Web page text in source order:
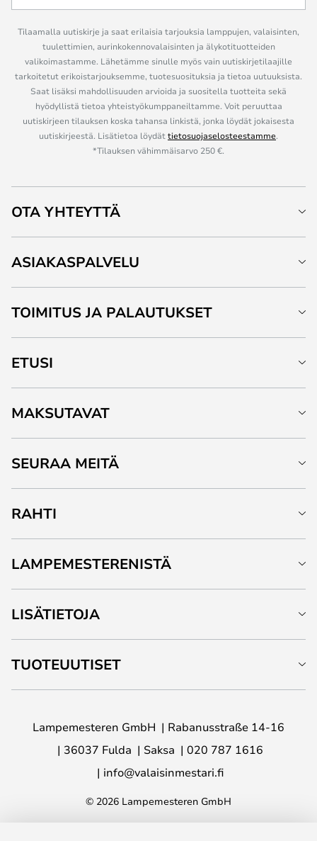
Tilaamalla uutiskirje ja saat erilaisia tarjouksia lamppujen, valaisinten,
tuulettimien, aurinkokennovalaisinten ja älykotituotteiden
valikoimastamme. Lähetämme sinulle myös vain uutiskirjetilaajille
tarkoitetut erikoistarjouksemme, tuotesuosituksia ja tietoa uutuuksista.
Saat lisäksi mahdollisuuden arvioida ja suositella tuotteita sekä
hyödyllistä tietoa yhteistyökumppaneiltamme. Voit peruuttaa
uutiskirjeen tilauksen koska tahansa linkistä, jonka löydät jokaisesta
uutiskirjeestä. Lisätietoa löydättietosuojaselosteestamme.
*Tilauksen vähimmäisarvo 250 €.
OTA YHTEYTTÄ
ASIAKASPALVELU
TOIMITUS JA PALAUTUKSET
ETUSI
MAKSUTAVAT
SEURAA MEITÄ
RAHTI
LAMPEMESTERENISTÄ
LISÄTIETOJA
TUOTEUUTISET
Lampemesteren GmbH
Rabanusstraße 14-16
36037 Fulda
Saksa
020 787 1616
info@valaisinmestari.fi
© 2026 Lampemesteren GmbH